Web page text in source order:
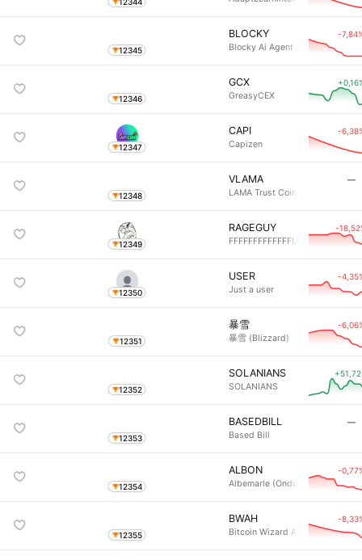
12345
BLOCKY
Blocky Ai Agent [OLD]
-
12346
GCX
GreasyCEX
12347
CAPI
Capizen
-
12348
VLAMA
LAMA Trust Coin V2
―
12349
RAGEGUY -
12350
USER
Just a user
-
12351
暴雪
暴雪 (Blizzard)
-
12352
SOLANIANS
SOLANIANS
12353
BASEDBILL
Based Bill
―
12354
ALBON
Albemarle (Ondo Tokenized)
-
12355
BWAH
Bitcoin Wizard Apple Hurler
-